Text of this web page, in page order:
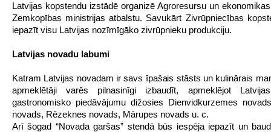
Latvijas kopstendu izstādē organizē Agroresursu un
Zemkopības ministrijas atbalstu. Savukārt Zivrūpniecības
iepazīt visu Latvijas nozīmīgāko zivrūpnieku produkciju.
Latvijas novadu labumi
Katram Latvijas novadam ir savs īpašais stāsts un kulinārais
apmeklētāji varēs pilnasinīgi izbaudīt, apmeklējot
gastronomisko piedāvājumu dižosies Dienvidkurzemes
novads, Rēzeknes novads, Mārupes novads u. c.
Arī šogad “Novada garšas” stendā būs iespēja iepazīt un